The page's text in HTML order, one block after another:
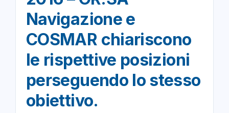
Navigazione e
COSMAR chiariscono
le rispettive posizioni
perseguendo lo stesso
obiettivo.